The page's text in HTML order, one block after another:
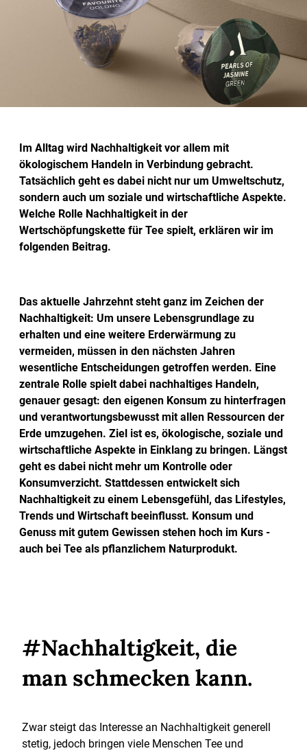
Im Alltag wird Nachhaltigkeit vor allem mit
ökologischem Handeln in Verbindung gebracht.
Tatsächlich geht es dabei nicht nur um Umweltschutz,
sondern auch um soziale und wirtschaftliche Aspekte.
Welche Rolle Nachhaltigkeit in der
Wertschöpfungskette für Tee spielt, erklären wir im
folgenden Beitrag.
Das aktuelle Jahrzehnt steht ganz im Zeichen der
Nachhaltigkeit: Um unsere Lebensgrundlage zu
erhalten und eine weitere Erderwärmung zu
vermeiden, müssen in den nächsten Jahren
wesentliche Entscheidungen getroffen werden. Eine
zentrale Rolle spielt dabei nachhaltiges Handeln,
genauer gesagt: den eigenen Konsum zu hinterfragen
und verantwortungsbewusst mit allen Ressourcen der
Erde umzugehen. Ziel ist es, ökologische, soziale und
wirtschaftliche Aspekte in Einklang zu bringen. Längst
geht es dabei nicht mehr um Kontrolle oder
Konsumverzicht. Stattdessen entwickelt sich
Nachhaltigkeit zu einem Lebensgefühl, das Lifestyles,
Trends und Wirtschaft beeinflusst. Konsum und
Genuss mit gutem Gewissen stehen hoch im Kurs -
auch bei Tee als pflanzlichem Naturprodukt.
#Nachhaltigkeit, die
man schmecken kann.
Zwar steigt das Interesse an Nachhaltigkeit generell
stetig, jedoch bringen viele Menschen Tee und